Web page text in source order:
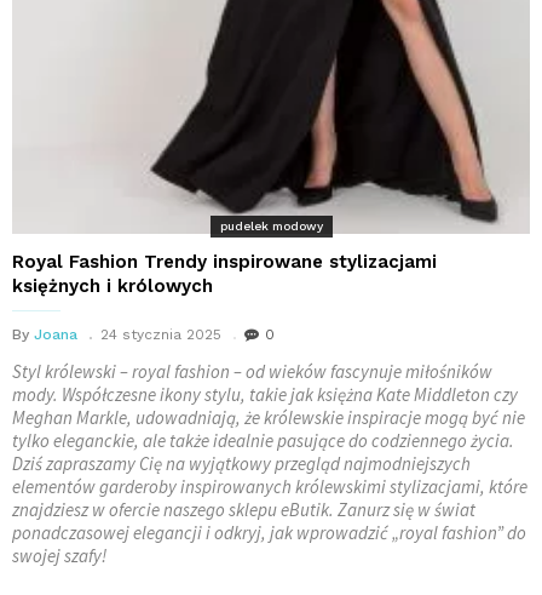
pudelek modowy
Royal Fashion Trendy inspirowane stylizacjami
księżnych i królowych
By Joana 24 stycznia 2025 0
Styl królewski – royal fashion – od wieków fascynuje miłośników
mody. Współczesne ikony stylu, takie jak księżna Kate Middleton czy
Meghan Markle, udowadniają, że królewskie inspiracje mogą być nie
tylko eleganckie, ale także idealnie pasujące do codziennego życia.
Dziś zapraszamy Cię na wyjątkowy przegląd najmodniejszych
elementów garderoby inspirowanych królewskimi stylizacjami, które
znajdziesz w ofercie naszego sklepu eButik. Zanurz się w świat
ponadczasowej elegancji i odkryj, jak wprowadzić „royal fashion” do
swojej szafy!